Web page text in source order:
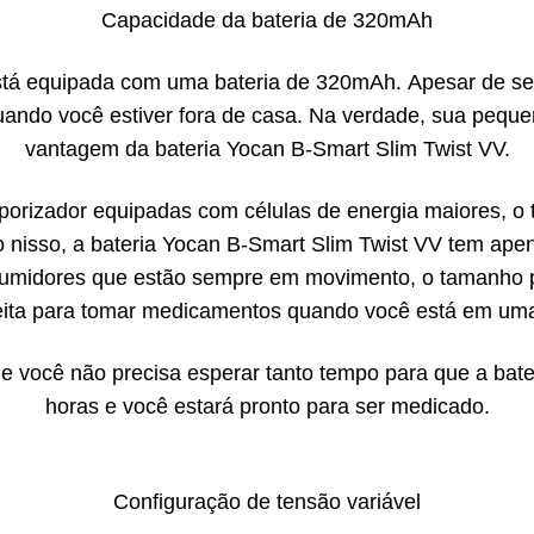
Capacidade da bateria de 320mAh
equipada com uma bateria de 320mAh. Apesar de
você estiver fora de casa. Na verdade, sua
vantagem da bateria Yocan B-Smart Slim Twist VV.
equipadas com células de energia maiores,
a bateria Yocan B-Smart Slim Twist VV tem
que estão sempre em movimento, o
para tomar medicamentos quando você está em
você não precisa esperar tanto tempo para que a
horas e você estará pronto para ser medicado.
Configuração de tensão variável